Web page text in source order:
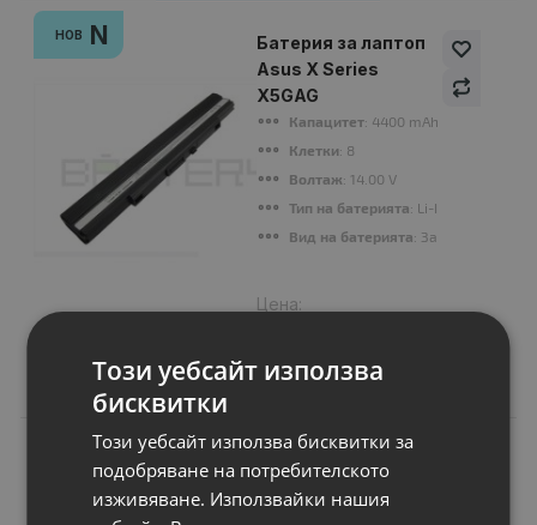
НОВ N
Батерия за лаптоп
Asus X Series
X5GAG
Капацитет: 4400 mAh
Клетки: 8
Волтаж: 14.00 V
Тип на батерията: Li-Ion
Вид на батерията: Заместител
Цена:
72.37 лв.
Подобни продукти
Този уебсайт използва
бисквитки
Този уебсайт използва бисквитки за
подобряване на потребителското
изживяване. Използвайки нашия